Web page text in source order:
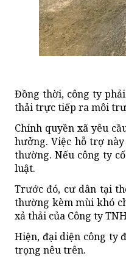
Đồng thời, công ty
thải trực tiếp ra môi
Chính quyền xã yêu
hưởng. Việc hỗ trợ
thường. Nếu công ty
luật.
Trước đó, cư dân tại
thường kèm mùi khó
xả thải của Công ty
Hiện, đại diện công ty
trọng nêu trên.